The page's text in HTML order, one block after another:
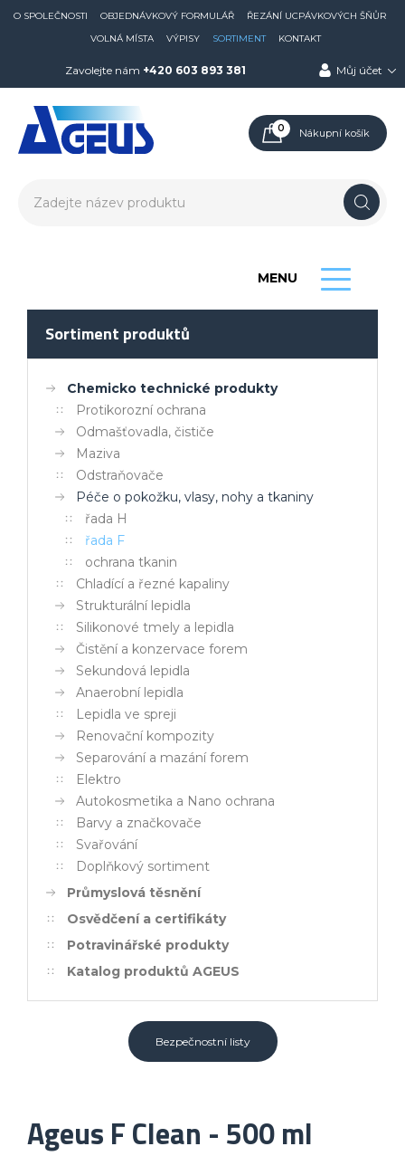
O SPOLEČNOSTI OBJEDNÁVKOVÝ FORMULÁŘ
ŘEZÁNÍ UCPÁVKOVÝCH ŠŇŮR
VOLNÁ MÍSTA
VÝPISY SORTIMENT KONTAKT
Zavolejte nám +420 603 893 381 Můj účet
0 Nákupní košík
MENU
Sortiment produktů
Chemicko technické produkty
Protikorozní ochrana
Odmašťovadla, čističe
Maziva
Odstraňovače
Péče o pokožku, vlasy, nohy a tkaniny
řada H
řada F
ochrana tkanin
Chladící a řezné kapaliny
Strukturální lepidla
Silikonové tmely a lepidla
Čistění a konzervace forem
Sekundová lepidla
Anaerobní lepidla
Lepidla ve spreji
Renovační kompozity
Separování a mazání forem
Elektro
Autokosmetika a Nano ochrana
Barvy a značkovače
Svařování
Doplňkový sortiment
Průmyslová těsnění
Osvědčení a certifikáty
Potravinářské produkty
Katalog produktů AGEUS
Bezpečnostní listy
Ageus F Clean - 500 ml